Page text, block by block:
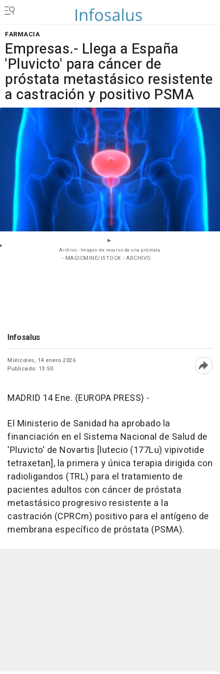
FARMACIA
Empresas.- Llega a España
'Pluvicto' para cáncer de
próstata metastásico resistente
a castración y positivo PSMA
Archivo - Imagen de recurso de una próstata.
- MAGICMINE/ISTOCK - ARCHIVO
Infosalus
Miércoles, 14 enero 2026
Publicado: 13:50
MADRID 14 Ene. (EUROPA PRESS) -
El Ministerio de Sanidad ha aprobado la
financiación en el Sistema Nacional de Salud de
'Pluvicto' de Novartis [lutecio (177Lu) vipivotide
tetraxetan], la primera y única terapia dirigida con
radioligandos (TRL) para el tratamiento de
pacientes adultos con cáncer de próstata
metastásico progresivo resistente a la
castración (CPRCm) positivo para el antígeno de
membrana específico de próstata (PSMA).